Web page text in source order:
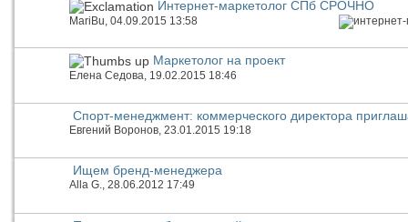
Интернет-маркетолог СПб СРОЧНО
MariBu , 04.09.2015 13:58
Маркетолог на проект
Елена Седова, 19.02.2015 18:46
Спорт-менеджмент: коммерческого директора
Евгений Воронов, 23.01.2015 19:18
Ищем бренд-менеджера
Alla G., 28.06.2012 17:49